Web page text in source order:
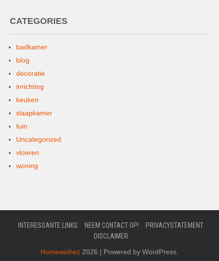
CATEGORIES
badkamer
blog
decoratie
inrichting
keuken
slaapkamer
tuin
Uncategorized
vloeren
woning
INTERESSANTE LINKS NEEM CONTACT OP!
PRIVACYSTATEMENT
DISCLAIMER
Homewishez 2026 | Powered by WordPress.